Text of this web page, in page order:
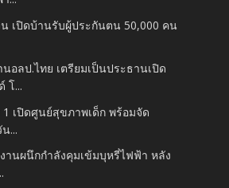
เปิดบ้านรับผู้ประกันตน 50,000 คน
อลป.ไทย เตรียมเป็นประธานเปิด
โ...
เปิดศูนย์สุขภาพเด็ก พร้อมจัด
...
านผนึกกำลังคุมเข้มบุหรี่ไฟฟ้า หลัง